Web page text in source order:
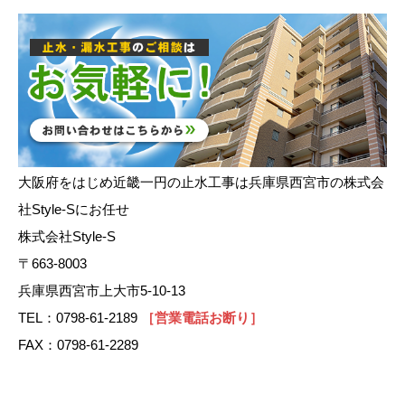
大阪府をはじめ近畿一円の止水工事は兵庫県西宮市の株式会
社Style-Sにお任せ
株式会社Style-S
〒663-8003
兵庫県西宮市上大市5-10-13
TEL：0798-61-2189
［営業電話お断り］
FAX：0798-61-2289